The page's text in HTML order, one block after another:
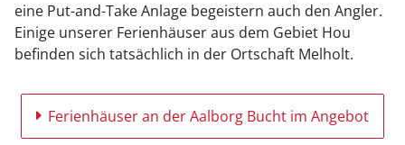
eine Put-and-Take Anlage begeistern auch den Angler.
Einige unserer Ferienhäuser aus dem Gebiet Hou
befinden sich tatsächlich in der Ortschaft Melholt.
Ferienhäuser an der Aalborg Bucht im Angebot